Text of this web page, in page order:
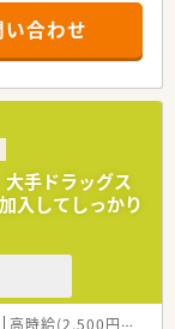
に対応していま
行っていますので、
くこともできます。
ーンです。
1,200店舗超、子
東証プライム上場
水準です。
アステーション
プライベートを支
い合わせ
手ドラッグス
してしっかり
高時給(2,500円以上)